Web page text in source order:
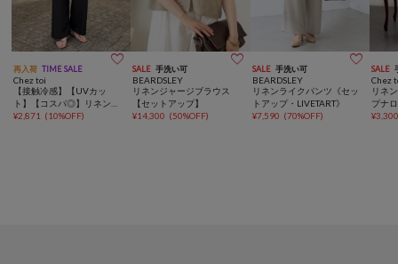
再入荷 TIME SALE 
Chez toi
【接触冷感】【UVカッ
ト】【コスパ◎】リネンラ
イク配色イージーパンツ
¥2,871 (10%OFF)
SALE 手洗い可 
BEARDSLEY
リネンジャージブラウス
【セットアップ】
¥14,300 (50%OFF)
SALE 手洗い可 
BEARDSLEY
リネンライクパンツ《セッ
トアップ・LIVETART》
¥7,590 (70%OFF)
SALE
Chez
リネ
プナ
¥